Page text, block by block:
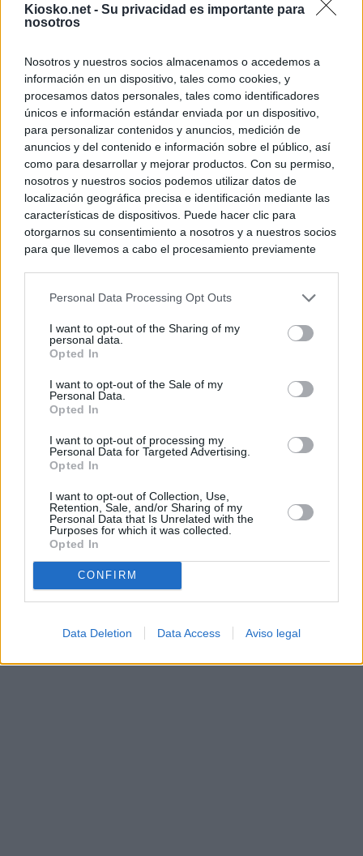
Kiosko.net - Su privacidad es importante para
nosotros
Nosotros y nuestros socios almacenamos o accedemos a
información en un dispositivo, tales como cookies, y
procesamos datos personales, tales como identificadores
únicos e información estándar enviada por un dispositivo,
para personalizar contenidos y anuncios, medición de
anuncios y del contenido e información sobre el público, así
como para desarrollar y mejorar productos. Con su permiso,
nosotros y nuestros socios podemos utilizar datos de
localización geográfica precisa e identificación mediante las
características de dispositivos. Puede hacer clic para
otorgarnos su consentimiento a nosotros y a nuestros socios
para que llevemos a cabo el procesamiento previamente
negar su consentimiento. Tenga en cuenta que algún
de su consentimiento, pero usted tiene el derecho de
rechazar tal procesamiento. Sus preferencias se aplicarán
cualquier momento entrando de nuevo en este sitio web o
visitando nuestra política de privacidad.
Personal Data Processing Opt Outs
I want to opt-out of the Sharing of my
personal data.
Opted In
I want to opt-out of the Sale of my
Personal Data.
Opted In
I want to opt-out of processing my
Personal Data for Targeted Advertising.
Opted In
I want to opt-out of Collection, Use,
Retention, Sale, and/or Sharing of my
Personal Data that Is Unrelated with the
Purposes for which it was collected.
Opted In
CONFIRM
Data Deletion Data Access Aviso legal
WhatsApp,
© Kiosko.net Aviso Legal Privacidad y Cookies